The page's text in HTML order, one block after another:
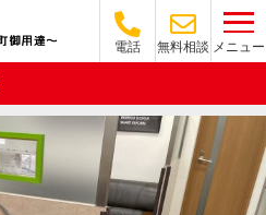
電話 無料相談 メニュー